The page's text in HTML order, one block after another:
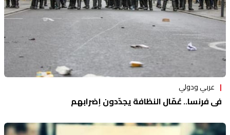
عربي ودولي
في فرنسا.. عُمّال النظافة يجدّدون إضرابهم